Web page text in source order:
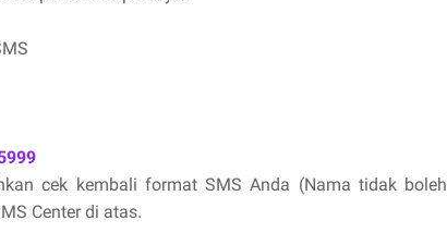
cek kembali format SMS Anda (Nama tidak boleh
Center di atas.